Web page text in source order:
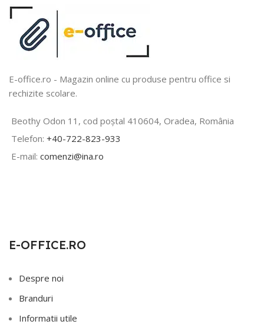
E-office.ro - Magazin online cu produse pentru office si
rechizite scolare.
Beothy Odon 11, cod poștal 410604, Oradea, România
Telefon: +40-722-823-933
E-mail: comenzi@ina.ro
E-OFFICE.RO
Despre noi
Branduri
Informatii utile